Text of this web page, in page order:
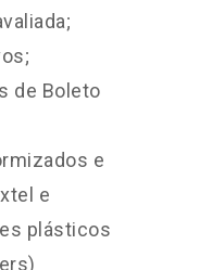
de Boleto
e
e
plásticos